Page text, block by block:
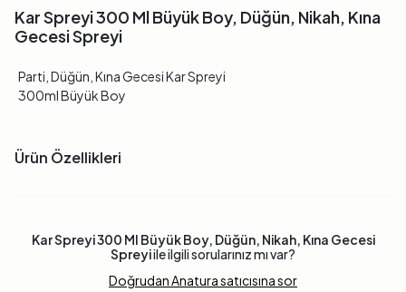
Kar Spreyi 300 Ml Büyük Boy, Düğün, Nikah, Kına
Gecesi Spreyi
Parti, Düğün, Kına Gecesi Kar Spreyi
300ml Büyük Boy
Ürün Özellikleri
Kar Spreyi 300 Ml Büyük Boy, Düğün, Nikah, Kına Gecesi
Spreyiile ilgili sorularınız mı var?
Doğrudan Anatura satıcısına sor